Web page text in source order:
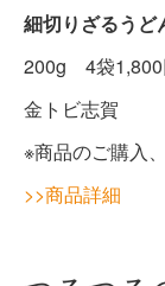
細切りざるうど
200g 4袋1,800
金トビ志賀
※商品のご購入
>>商品詳細